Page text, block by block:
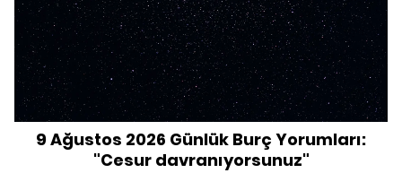
9 Ağustos 2026 Günlük Burç Yorumları:
"Cesur davranıyorsunuz"